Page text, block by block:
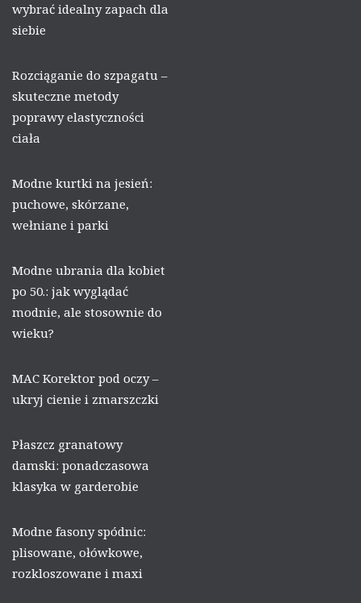
wybrać idealny zapach dla
siebie
Rozciąganie do szpagatu –
skuteczne metody
poprawy elastyczności
ciała
Modne kurtki na jesień:
puchowe, skórzane,
wełniane i parki
Modne ubrania dla kobiet
po 50.: jak wyglądać
modnie, ale stosownie do
wieku?
MAC Korektor pod oczy –
ukryj cienie i zmarszczki
Płaszcz granatowy
damski: ponadczasowa
klasyka w garderobie
Modne fasony spódnic:
plisowane, ołówkowe,
rozkloszowane i maxi